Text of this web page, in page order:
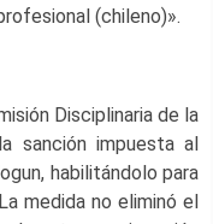
(chileno)».
Disciplinaria de la
sanción impuesta al
habilitándolo para
medida no eliminó el